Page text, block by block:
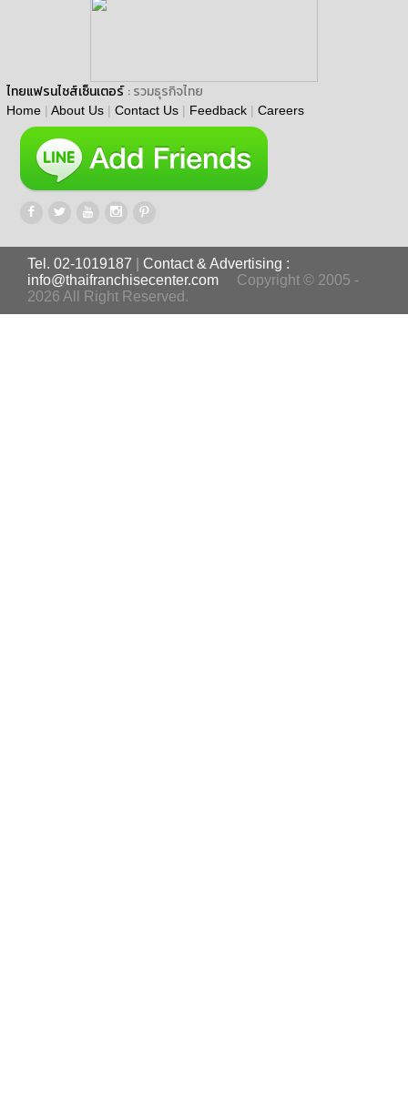
ไทยแฟรนไชส์เซ็นเตอร์ : รวมธุรกิจไทย
Home | About Us | Contact Us | Feedback | Careers
Tel. 02-1019187
Contact & Advertising :
info@thaifranchisecenter.com
Copyright © 2005 -
2026 All Right Reserved.